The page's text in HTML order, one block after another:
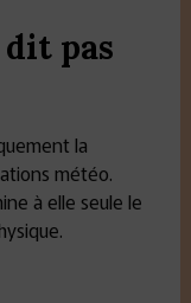
pas
la
météo.
à elle seule le